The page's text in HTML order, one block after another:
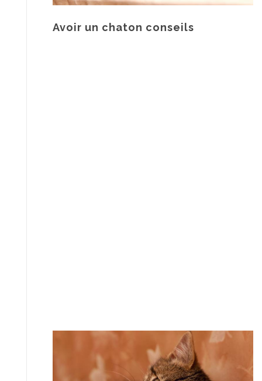
Avoir un chaton conseils